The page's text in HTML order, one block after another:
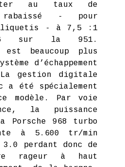
au taux de
rabaissé - pour
- à 7,5 :1
sur la 951.
est beaucoup plus
d’échappement
gestion digitale
a été spécialement
modèle. Par voie
la puissance
Porsche 968 turbo
à 5.600 tr/min
perdant donc de
rageur à haut